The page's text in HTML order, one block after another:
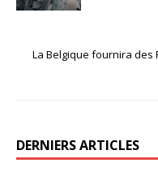
La Belgique fournira des
DERNIERS ARTICLES